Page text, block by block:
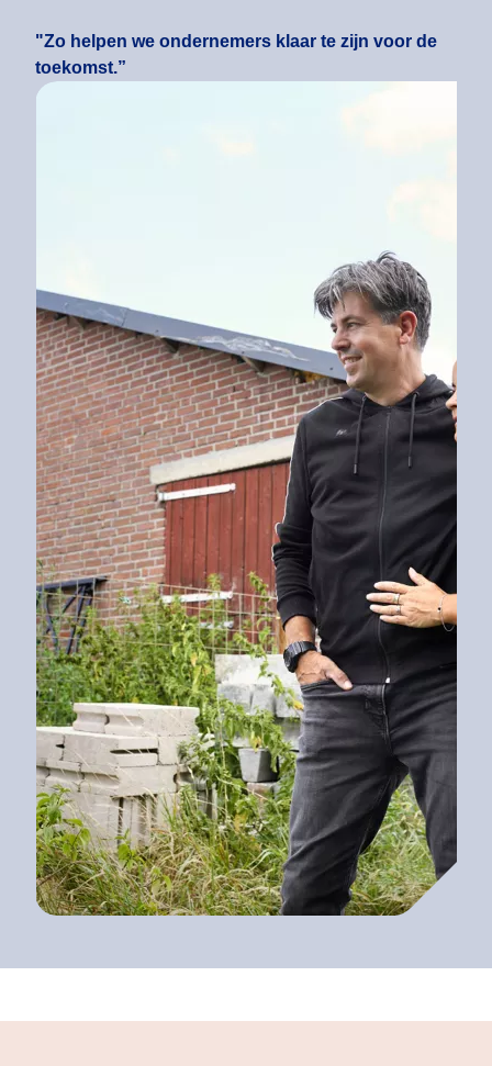
"Zo helpen we ondernemers klaar te zijn voor de
toekomst.”